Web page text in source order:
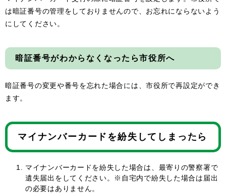
は暗証番号の管理をしておりませんので、お忘れにならないよう
にしてください。
暗証番号がわからなくなったら市役所へ
暗証番号の変更や番号を忘れた場合には、市役所で再設定ができ
ます。
マイナンバーカードを紛失してしまったら
マイナンバーカードを紛失した場合は、最寄りの警察署で
遺失届出をしてください。※自宅内で紛失した場合は届出
の必要はありません。